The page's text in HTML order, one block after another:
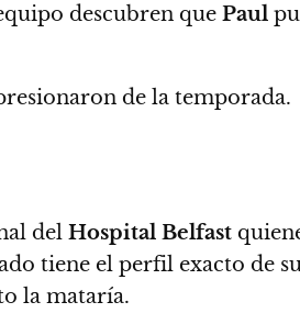
descubren que Paul
de la temporada.
del Hospital Belfast
tiene el perfil exacto de
la mataría.